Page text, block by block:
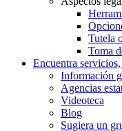
Tutela
Toma
Encuentra
Información
Agencias
Videoteca
Blog
Sugiera un